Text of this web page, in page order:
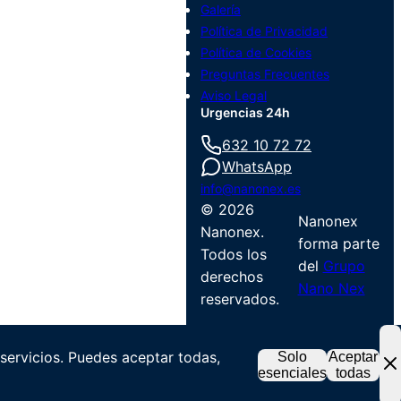
Galería
Política de Privacidad
Política de Cookies
Preguntas Frecuentes
Aviso Legal
Urgencias 24h
632 10 72 72
WhatsApp
info@nanonex.es
© 2026
Nanonex.
Todos los
derechos
reservados.
Nanonex
forma parte
del Grupo
Nano Nex
Puedes aceptar todas,
Solo
esenciales
Aceptar
todas